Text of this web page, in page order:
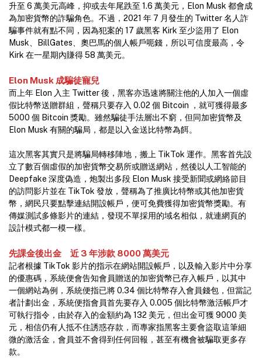
升至 6 萬美元高峰，抑或去年尾跌至 1.6 萬美元，Elon Musk 都會成
為加密貨幣的詐騙角色。不過，2021 年 7 月發生的 Twitter 名人詐
騙事件就有點不同，因為犯案的 17 歲黑客 Kirk 至少盜用了 Elon
Musk、BillGates、奧巴馬的個人帳戶呃錢，所以可信度最高，令
Kirk 在一星期內賺得 58 萬美元。
Elon Musk 成騙徒寵兒
而上年 Elon 入主 Twitter 後，黑客亦迅速將關注他的人加入一個虛
假比特幣送贈群組，聲稱只要存入 0.02 個 Bitcoin ，就可獲得最多
5000 個 Bitcoin 獎勵。雖然騙徒手法層出不窮，但同加密貨幣及
Elon Musk 有關的騙局，都是以入金送比特幣為餌。
這次黑客其實只是將騙局轉移陣地，搬上 TikTok 運作。黑客首先設
立了數百個虛假的加密貨幣交易所或贈送網站，然後以人工智能的
Deepfake 深度偽造，炮製出多段 Elon Musk 接受新聞或網絡節目
的訪問影片並在 TikTok 發放，聲稱為了推廣比特幣或其他加密貨
幣，網民只要點擊連結開設帳戶，便可免費獲得加密貨幣獎勵。有
傳媒測試多條影片的連結，發現不單採用的域名相似，就連網頁的
設計模式都一模一樣。
先課金後出金 近 3 年涉款 8000 萬美元
記者根據 TikTok 影片的指示在網站開設帳戶，以及輸入影片中分享
的優惠碼，系統便會告知會員贈送的加密貨幣已存入帳戶，以其中
一個網站為例，系統便指已將 0.34 個比特幣存入會員錢包，但當記
者計劃出金，系統便指會員首先要存入 0.005 個比特幣激活帳戶才
可執行指令，由於存入的金額約為 132 美元，但出金可獲 9000 美
元，相信仍有人抵不住誘惑存款，而專家指黑客主要會盜取這筆細
微的激活金，會員並不會得到任何回報，甚至有機會被騙取更多存
款。